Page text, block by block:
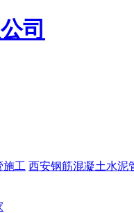
施工 西安钢筋混凝土水泥